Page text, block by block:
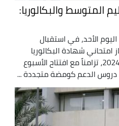
المتوسط والبكالوريا:
الأحد، في استقبال
شهادة البكالوريا
وشهادة التعليم المتوسط 2024، تزامناً مع افتتاح الأسبوع
دروس الدعم كومضة متجددة ...